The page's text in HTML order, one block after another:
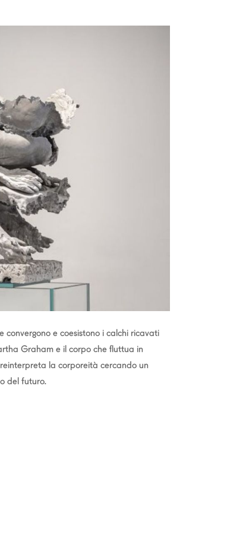
convergono e coesistono i calchi ricavati
Graham e il corpo che fluttua in
la corporeità cercando un
del futuro.